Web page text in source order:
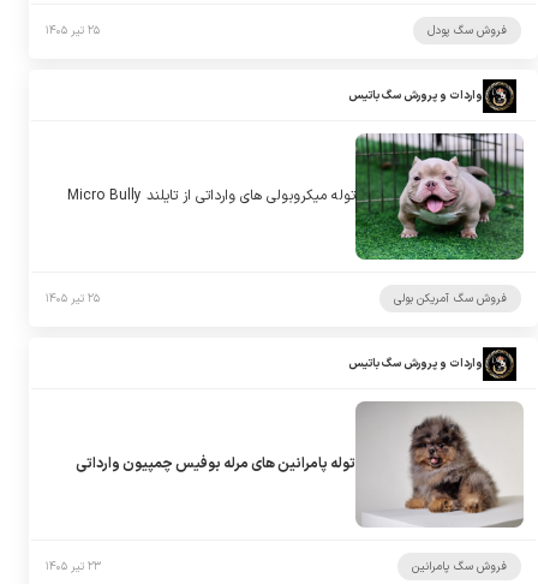
فروش سگ پودل ۲۵ تیر ۱۴۰۵
واردات و پرورش سگ باتیس
توله میکروبولی های وارداتی از تایلند Micro Bully
فروش سگ آمریکن بولی ۲۵ تیر ۱۴۰۵
واردات و پرورش سگ باتیس
توله پامرانین های مرله بوفیس چمپیون وارداتی
فروش سگ پامرانین ۲۳ تیر ۱۴۰۵